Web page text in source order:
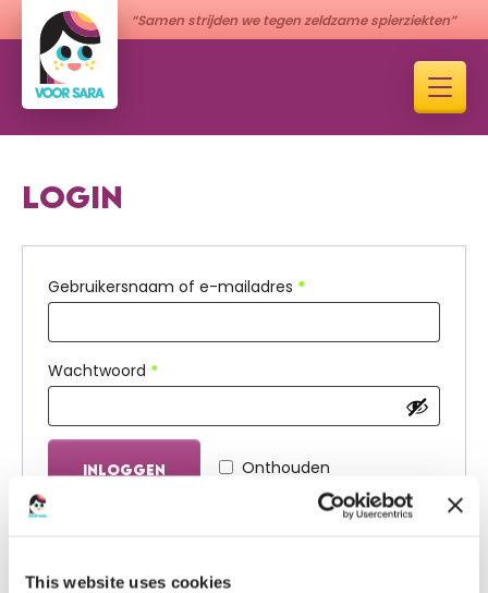
This website uses cookies
“Samen strijden we tegen zeldzame spierziekten”
LOGIN
Gebruikersnaam of e-mailadres *Vereist
Wachtwoord *Vereist
Onthouden
INLOGGEN
Je wachtwoord vergeten?